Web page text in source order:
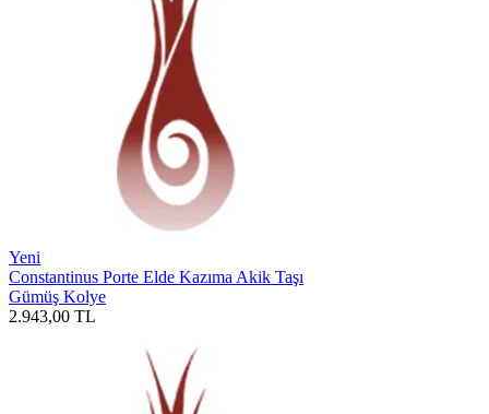
Yeni
Constantinus Porte Elde Kazıma Akik Taşı
Gümüş Kolye
2.943,00 TL